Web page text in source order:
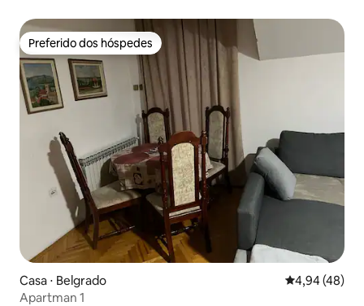
Preferido dos hóspedes
Preferido dos hóspedes
Casa ⋅ Belgrado 4,94 de uma
4,94 (48)
Apartman 1